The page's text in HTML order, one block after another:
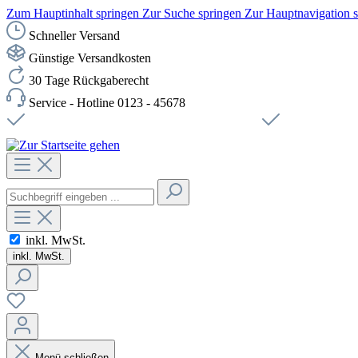
Zum Hauptinhalt springen Zur Suche springen Zur Hauptnavigation
Schneller Versand
Günstige Versandkosten
30 Tage Rückgaberecht
Service - Hotline 0123 - 45678
inkl. MwSt.
inkl. MwSt.